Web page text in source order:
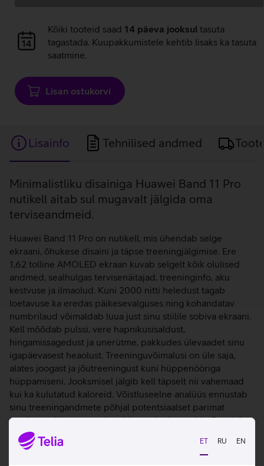
ET RU EN
laadimine
Andmete
laadimine
Kõiki tooteid saad 14 päeva jooksul tasuta
tagastada. Kuupakkumistele kehtib lisaks ka tasuta
saatmine.
Lisan ostukorvi
Lisainfo Tehnilised andmed
Lisainfo
Minimalistliku disainiga Huawei Band 11 Pro
nutikell aitab sul mugavalt jälgida oma
terviseandmeid.
Huawei Band 11 Pro on nutikell, mis ühendab selge
ekraani, õhukese disaini ja täpse treeningjälgimise. Ere
1,62 tolline AMOLED ekraan kuvab selgelt kõik olulised
andmed, sealhulgas tervisenäitajad, treeninginfo, aku
kestvuse ja ilmaolud. Kuni 2000 nitti heledust tagab
loetavuse ka eredas päikesevalguses ning kohandatav
numbrilaud võimaldab luua just sinu stiilile sobiva ekraani.
Kell mõõdab pulssi, vere hapnikusisaldust,
hingamissagedust ja unerütme, pakkudes ülevaadet sinu
igapäevasest heaolust. Treeninguvõimalusi on üle saja,
alates joogast ja jõutreeningust kuni hüppenööriga
hüppamiseni. Jooksmisel jälgib kell täpselt nii vahemaad
kui ka kulutatud kaloreid. Võistluseelne analüüs ennustab
sinu treeningandmete põhjal potentsiaalset parimat
sooritust, aidates treeninguid targalt planeerida. Reaalajas
jooksuvormi statistika annab ülevaate rühi ja liikumise
kohta, et saaksid vajadusel tehnikat korrigeerida ja
vigastusi vältida. Rattasõidurežiimis tuvastab kell